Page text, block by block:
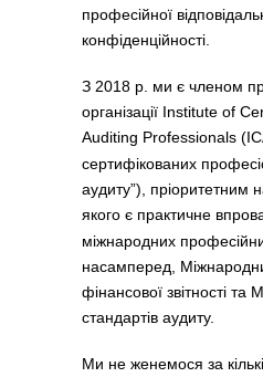
професійної
конфіденційності.
З 2018 р. ми є членом
організації Institute of
Auditing Professionals
сертифікованих
аудиту”), пріоритетним
якого є практичне
міжнародних
насамперед,
фінансової звітності та
стандартів аудиту.
Ми не женемося за